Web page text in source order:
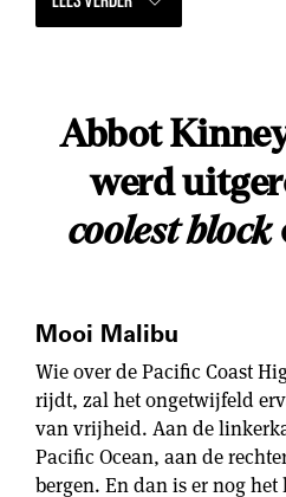
Abbot
werd
coolest block
Mooi Malibu
Wie over de Pacific Coast
rijdt, zal het ongetwijfeld
van vrijheid. Aan de
Pacific Ocean, aan de
bergen. En dan is er nog